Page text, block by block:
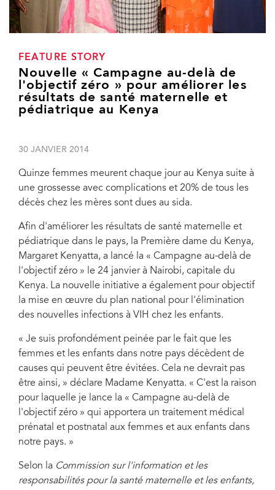
Afin d'améliorer les résultats de santé maternelle et pédiatrique dans
le pays, la Première dame du Kenya, Margaret Kenyatta, a lancé la
« Campagne au-delà de l'objectif zéro » le 24 janvier à Nairobi,
FEATURE STORY
Nouvelle « Campagne au-delà de
l'objectif zéro » pour améliorer les
résultats de santé maternelle et
pédiatrique au Kenya
30 JANVIER 2014
Quinze femmes meurent chaque jour au Kenya suite à
une grossesse avec complications et 20% de tous les
décès chez les mères sont dues au sida.
Afin d'améliorer les résultats de santé maternelle et
pédiatrique dans le pays, la Première dame du Kenya,
Margaret Kenyatta, a lancé la « Campagne au-delà de
l'objectif zéro » le 24 janvier à Nairobi, capitale du
Kenya. La nouvelle initiative a également pour objectif
la mise en œuvre du plan national pour l'élimination
des nouvelles infections à VIH chez les enfants.
« Je suis profondément peinée par le fait que les
femmes et les enfants dans notre pays décèdent de
causes qui peuvent être évitées. Cela ne devrait pas
être ainsi, » déclare Madame Kenyatta. « C'est la raison
pour laquelle je lance la « Campagne au-delà de
l'objectif zéro » qui apportera un traitement médical
prénatal et postnatal aux femmes et aux enfants dans
notre pays. »
Selon la Commission sur l'information et les
responsabilités pour la santé maternelle et les enfants,